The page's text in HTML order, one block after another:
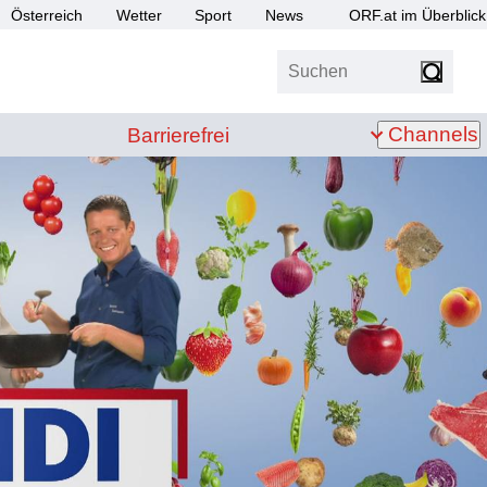
Österreich Wetter Sport News ORF.at im Überblick
Suchen
Z Barrierefrei
Barrierefrei Channels